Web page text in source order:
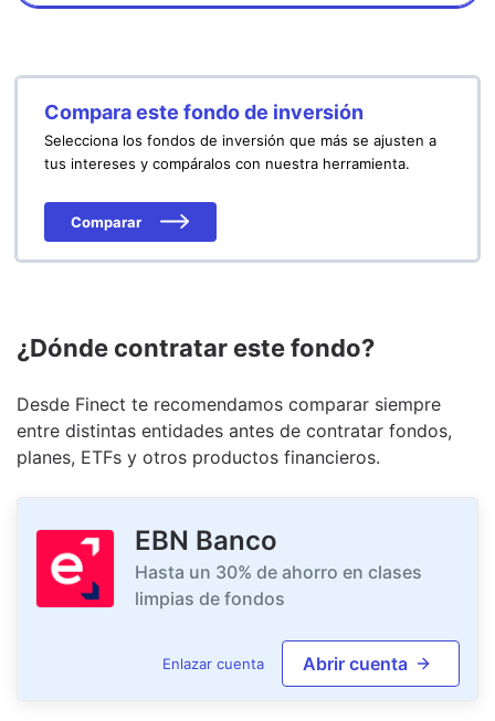
Compara este fondo de inversión
Selecciona los fondos de inversión que más se ajusten a
tus intereses y compáralos con nuestra herramienta.
Comparar
¿Dónde contratar este fondo?
Desde Finect te recomendamos comparar siempre
entre distintas entidades antes de contratar fondos,
planes, ETFs y otros productos financieros.
EBN Banco
Hasta un 30% de ahorro en clases
limpias de fondos
Enlazar cuenta Abrir cuenta